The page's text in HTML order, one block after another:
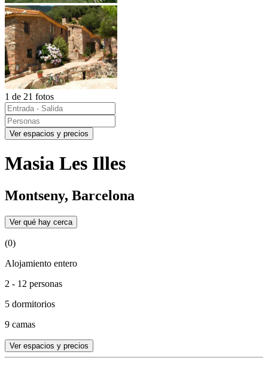
1 de 21 fotos
Ver espacios y precios
Masia Les Illes
Montseny, Barcelona
Ver qué hay cerca
(0)
Alojamiento entero
2 - 12 personas
5 dormitorios
9 camas
Ver espacios y precios